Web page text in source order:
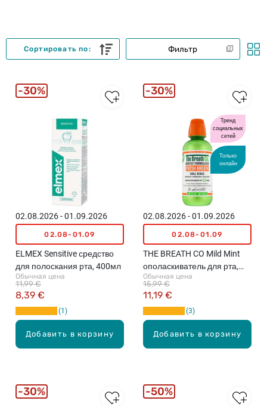
Фильтр
Сортировать по:
Добавить в корзину
02.08.2026 - 01.09.2026
02.08-01.09
ELMEX Sensitive средство
для полоскания рта, 400мл
Обычная цена
8,39 €
11,99 €
1
30%
Тренд
социальных
сетей
Только
онлайн
Добавить в корзину
02.08.2026 - 01.09.2026
02.08-01.09
THE BREATH CO Mild Mint
ополаскиватель для рта,
500мл
Обычная цена
11,19 €
15,99 €
3
30%
30% 50%